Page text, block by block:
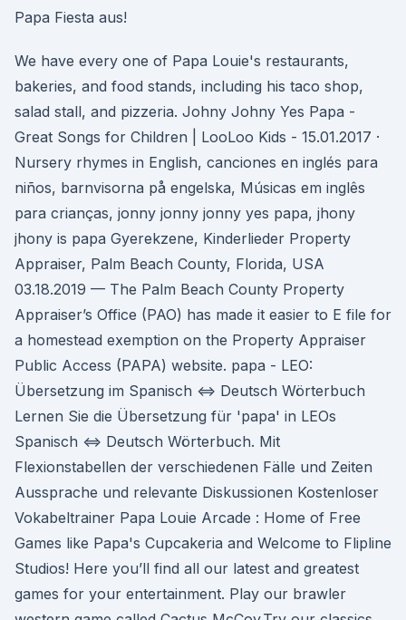
Papa Fiesta aus!
We have every one of Papa Louie's restaurants,
bakeries, and food stands, including his taco shop,
salad stall, and pizzeria. Johny Johny Yes Papa -
Great Songs for Children | LooLoo Kids - 15.01.2017 ·
Nursery rhymes in English, canciones en inglés para
niños, barnvisorna på engelska, Músicas em inglês
para crianças, jonny jonny jonny yes papa, jhony
jhony is papa Gyerekzene, Kinderlieder Property
Appraiser, Palm Beach County, Florida, USA
03.18.2019 — The Palm Beach County Property
Appraiser’s Office (PAO) has made it easier to E file for
a homestead exemption on the Property Appraiser
Public Access (PAPA) website. papa - LEO:
Übersetzung im Spanisch ⇔ Deutsch Wörterbuch
Lernen Sie die Übersetzung für 'papa' in LEOs
Spanisch ⇔ Deutsch Wörterbuch. Mit
Flexionstabellen der verschiedenen Fälle und Zeiten
Aussprache und relevante Diskussionen Kostenloser
Vokabeltrainer Papa Louie Arcade : Home of Free
Games like Papa's Cupcakeria and Welcome to Flipline
Studios! Here you’ll find all our latest and greatest
games for your entertainment. Play our brawler